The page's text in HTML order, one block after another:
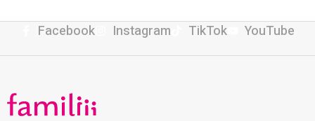
Facebook Instagram TikTok YouTube